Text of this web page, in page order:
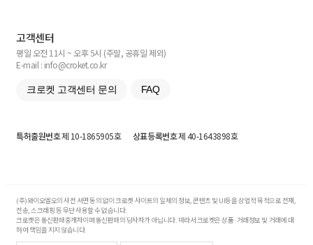
고객센터
평일 오전 11시 ~ 오후 5시 (주말, 공휴일 제외)
E-mail : info@croket.co.kr
크로켓 고객센터 문의 FAQ
특허출원번호제 10-1865905호 상표등록번호제 40-1643898호
(주)와이오엘오의 사전 서면 동의 없이 크로켓 사이트의 일체의 정보, 콘텐츠 및 UI등을 상업적 목적으로 전재,
전송, 스크래핑 등 무단 사용할 수 없습니다.
크로켓은 통신판매중개자이며 통신판매의 당사자가 아닙니다. 따라서 크로켓은 상품·거래정보 및 거래에 대
하여 책임을 지지 않습니다.